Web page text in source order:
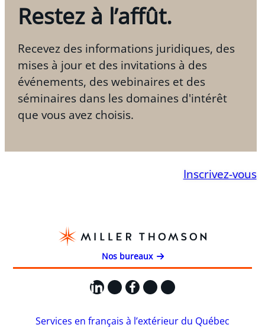
Restez à l’affût.
Recevez des informations juridiques, des
mises à jour et des invitations à des
événements, des webinaires et des
séminaires dans les domaines d'intérêt
que vous avez choisis.
Inscrivez-vous
Nos bureaux
LinkedIn
X Facebook
Instagram
YouTube
Services en français à l’extérieur du Québec